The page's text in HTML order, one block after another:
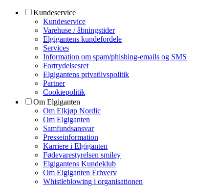
Kundeservice
Kundeservice
Varehuse / åbningstider
Elgigantens kundefordele
Services
Information om spam/phishing-emails og SMS
Fortrydelsesret
Elgigantens privatlivspolitik
Partner
Cookiepolitik
Om Elgiganten
Om Elkjøp Nordic
Om Elgiganten
Samfundsansvar
Presseinformation
Karriere i Elgiganten
Fødevarestyrelsen smiley
Elgigantens Kundeklub
Om Elgiganten Erhverv
Whistleblowing i organisationen